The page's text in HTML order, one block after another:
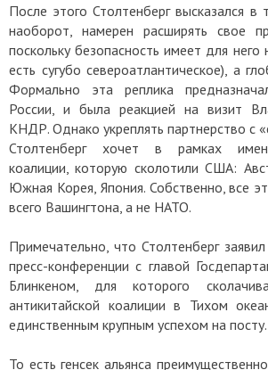
После этого Столтенберг высказался в
наоборот, намерен расширять свое
поскольку безопасность имеет для него
есть сугубо североатлантическое), а
Формально эта реплика
России, и была реакцией на визит
КНДР. Однако укреплять партнерство с
Столтенберг хочет в рамках
коалиции, которую сколотили США:
Южная Корея, Япония. Собственно, все
всего Вашингтона, а не НАТО.
Примечательно, что Столтенберг
пресс-конференции с главой
Блинкеном, для которого
антикитайской коалиции в Тихом
единственным крупным успехом на посту.
То есть генсек альянса